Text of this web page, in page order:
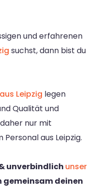
und erfahrenen
suchst, dann bist du
Leipzig legen
Qualität und
daher nur mit
aus Leipzig.
unverbindlich unser
gemeinsam deinen